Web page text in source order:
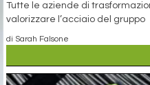
Tutte le aziende di
valorizzare l’acciaio del gruppo
di Sarah Falsone